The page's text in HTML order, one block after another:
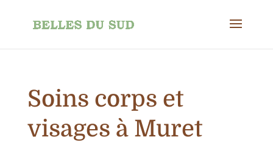
Soins corps et
visages à Muret